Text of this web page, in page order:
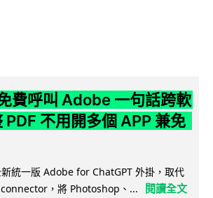
費呼叫 Adobe 一句話跨軟
PDF 不用開多個 APP 兼免
統一版 Adobe for ChatGPT 外掛，取代
，將 Photoshop、...
閱讀全文